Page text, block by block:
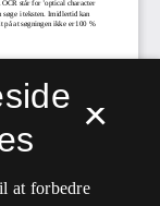
×
at forbedre